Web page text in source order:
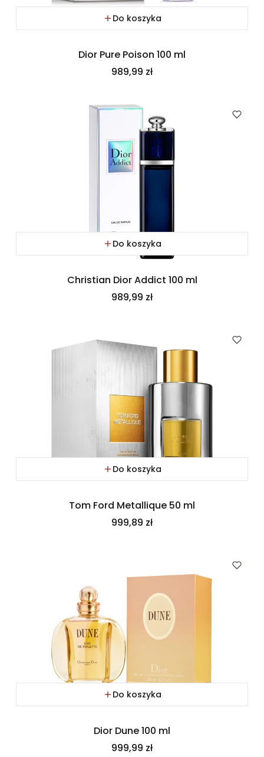
Do koszyka
Dior Pure Poison 100 ml
Cena
989,99 zł
Do koszyka
Christian Dior Addict 100 ml
Cena
989,99 zł
Do koszyka
Tom Ford Metallique 50 ml
Cena
999,89 zł
Do koszyka
Dior Dune 100 ml
Cena
999,99 zł